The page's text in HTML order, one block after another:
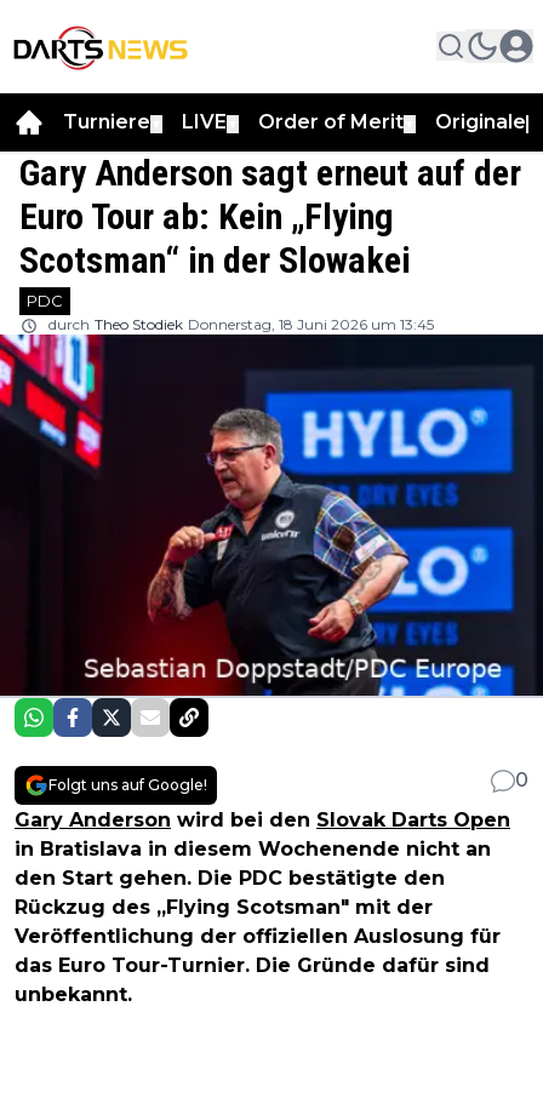
Turniere LIVE Order of Merit Originale
Gary Anderson sagt erneut auf der
Euro Tour ab: Kein „Flying
Scotsman“ in der Slowakei
PDC
durch Theo Stodiek Donnerstag, 18 Juni 2026 um 13:45
Folgt uns auf Google!
0
Gary Anderson wird bei den Slovak Darts Open
in Bratislava in diesem Wochenende nicht an
den Start gehen. Die PDC bestätigte den
Rückzug des „Flying Scotsman" mit der
Veröffentlichung der offiziellen Auslosung für
das Euro Tour-Turnier. Die Gründe dafür sind
unbekannt.